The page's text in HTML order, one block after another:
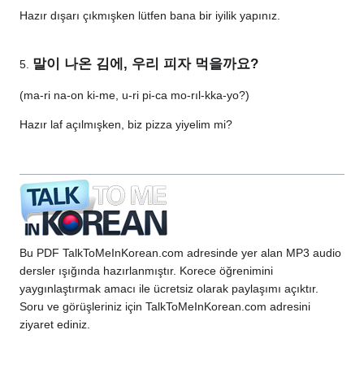
Hazır dışarı çıkmışken lütfen bana bir iyilik yapınız.
5. 말이 나온 김에, 우리 피자 먹을까요?
(ma-ri na-on ki-me, u-ri pi-ca mo-rıl-kka-yo?)
Hazır laf açılmışken, biz pizza yiyelim mi?
Bu PDF TalkToMeInKorean.com adresinde yer alan MP3 audio
dersler ışığında hazırlanmıştır. Korece öğrenimini
yaygınlaştırmak amacı ile ücretsiz olarak paylaşımı açıktır.
Soru ve görüşleriniz için TalkToMeInKorean.com adresini
ziyaret ediniz.